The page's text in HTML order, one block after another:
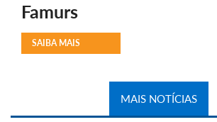
Famurs
SAIBA MAIS
MAIS NOTÍCIAS